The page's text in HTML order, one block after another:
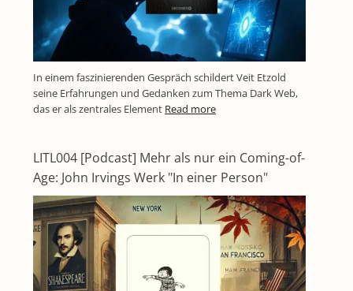
In einem faszinierenden Gespräch schildert Veit Etzold
seine Erfahrungen und Gedanken zum Thema Dark Web,
das er als zentrales Element Read more
LITL004 [Podcast] Mehr als nur ein Coming-of-
Age: John Irvings Werk "In einer Person"